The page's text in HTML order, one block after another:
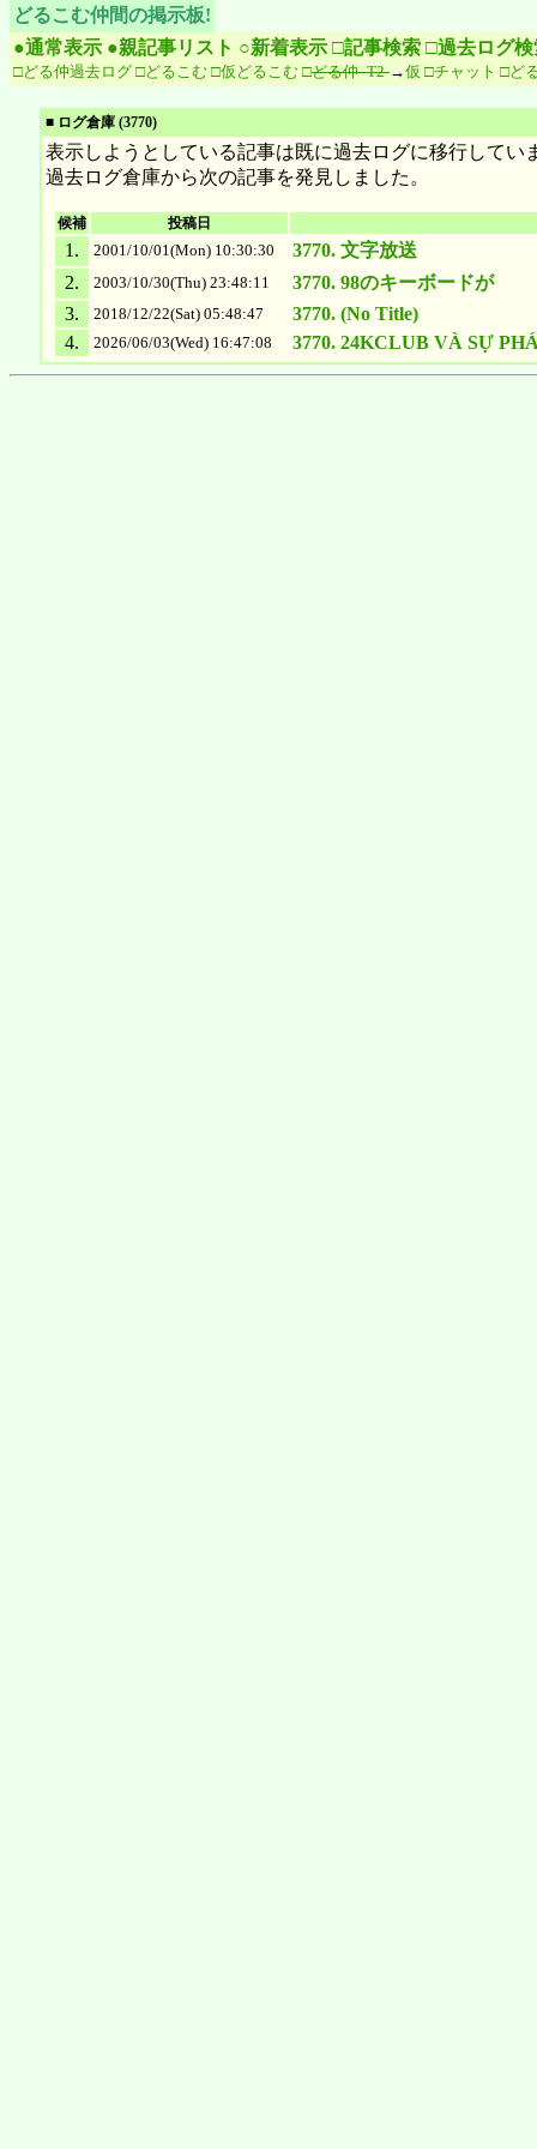
どるこむ仲間の掲示板!
●通常表示 ●親記事リスト ○新着表示 □記事検索 □過去ログ検
□どる仲過去ログ □どるこむ □仮どるこむ □どる仲 -T2-→仮 □チャット □ど
■ ログ倉庫 (3770)
表示しようとしている記事は既に過去ログに移行してい
過去ログ倉庫から次の記事を発見しました。
候補 投稿日
1. 2001/10/01(Mon) 10:30:30
3770. 文字放送
2.
2003/10/30(Thu) 23:48:11
3770. 98のキーボードが
3.
2018/12/22(Sat) 05:48:47
3770. (No Title)
4.
2026/06/03(Wed) 16:47:08 3770. 24KCLUB VÀ SỰ